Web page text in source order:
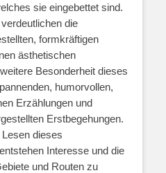
sie eingebettet sind.
die
formkräftigen
ästhetischen
Besonderheit dieses
humorvollen,
Erzählungen und
Erstbegehungen.
dieses
Interesse und die
und Routen zu